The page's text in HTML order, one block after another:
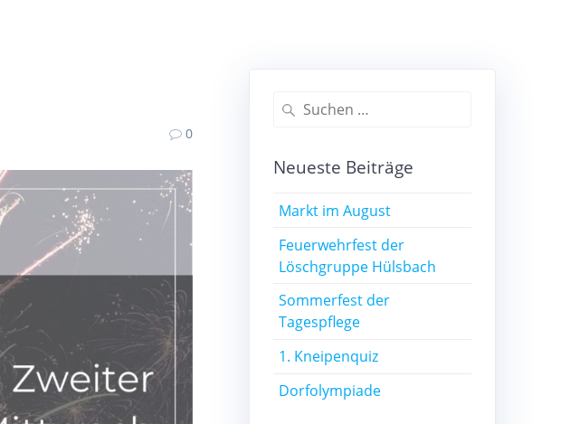
0
Suchen
Neueste Beiträge
Markt im August
Feuerwehrfest der
Löschgruppe Hülsbach
Sommerfest der
Tagespflege
1. Kneipenquiz
Dorfolympiade